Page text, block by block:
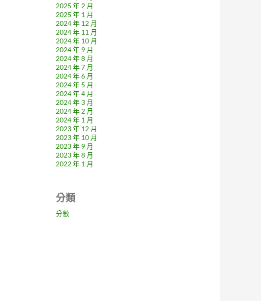
2025 年 2 月
2025 年 1 月
2024 年 12 月
2024 年 11 月
2024 年 10 月
2024 年 9 月
2024 年 8 月
2024 年 7 月
2024 年 6 月
2024 年 5 月
2024 年 4 月
2024 年 3 月
2024 年 2 月
2024 年 1 月
2023 年 12 月
2023 年 10 月
2023 年 9 月
2023 年 8 月
2022 年 1 月
分類
分數